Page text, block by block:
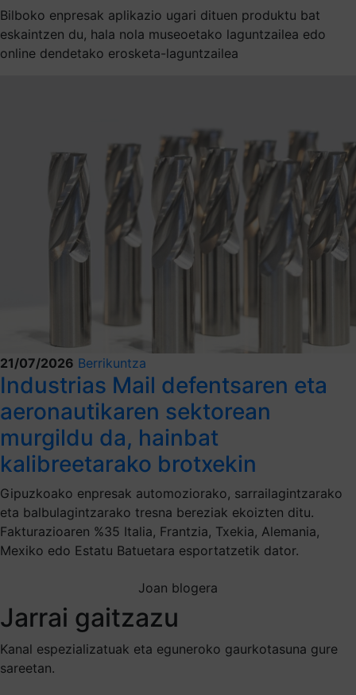
Bilboko enpresak aplikazio ugari dituen produktu bat
eskaintzen du, hala nola museoetako laguntzailea edo
online dendetako erosketa-laguntzailea
21/07/2026 Berrikuntza
Industrias Mail defentsaren eta
aeronautikaren sektorean
murgildu da, hainbat
kalibreetarako brotxekin
Gipuzkoako enpresak automoziorako, sarrailagintzarako
eta balbulagintzarako tresna bereziak ekoizten ditu.
Fakturazioaren %35 Italia, Frantzia, Txekia, Alemania,
Mexiko edo Estatu Batuetara esportatzetik dator.
Joan blogera
Jarrai gaitzazu
Kanal espezializatuak eta eguneroko gaurkotasuna gure
sareetan.